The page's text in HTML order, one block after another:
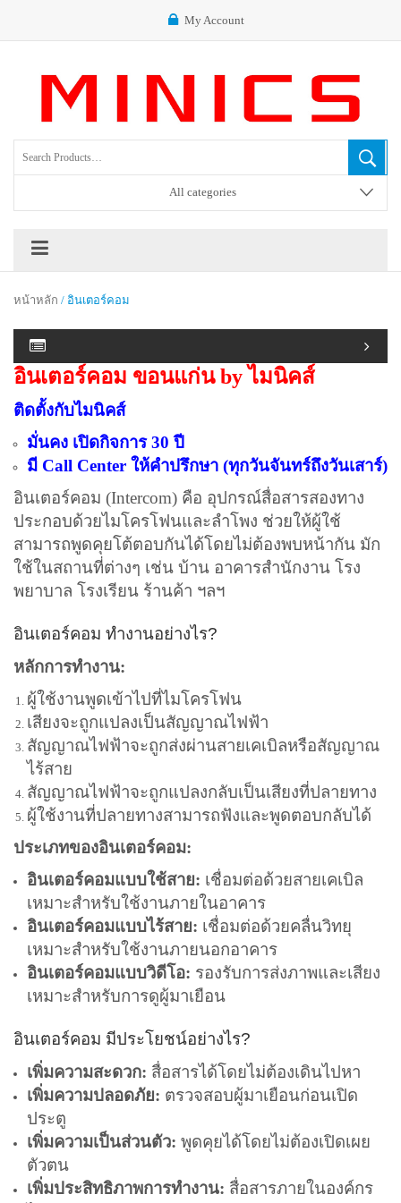
My Account
All categories
หน้าหลัก / อินเตอร์คอม
อินเตอร์คอม ขอนแก่น by ไมนิคส์
ติดตั้งกับไมนิคส์
มั่นคง เปิดกิจการ 30 ปี
มี Call Center ให้คำปรึกษา (ทุกวันจันทร์ถึงวันเสาร์)
อินเตอร์คอม (Intercom) คือ อุปกรณ์สื่อสารสองทาง
ประกอบด้วยไมโครโฟนและลำโพง ช่วยให้ผู้ใช้
สามารถพูดคุยโต้ตอบกันได้โดยไม่ต้องพบหน้ากัน มัก
ใช้ในสถานที่ต่างๆ เช่น บ้าน อาคารสำนักงาน โรง
พยาบาล โรงเรียน ร้านค้า ฯลฯ
อินเตอร์คอม ทำงานอย่างไร?
หลักการทำงาน:
ผู้ใช้งานพูดเข้าไปที่ไมโครโฟน
เสียงจะถูกแปลงเป็นสัญญาณไฟฟ้า
สัญญาณไฟฟ้าจะถูกส่งผ่านสายเคเบิลหรือสัญญาณ
ไร้สาย
สัญญาณไฟฟ้าจะถูกแปลงกลับเป็นเสียงที่ปลายทาง
ผู้ใช้งานที่ปลายทางสามารถฟังและพูดตอบกลับได้
ประเภทของอินเตอร์คอม:
อินเตอร์คอมแบบใช้สาย: เชื่อมต่อด้วยสายเคเบิล
เหมาะสำหรับใช้งานภายในอาคาร
อินเตอร์คอมแบบไร้สาย: เชื่อมต่อด้วยคลื่นวิทยุ
เหมาะสำหรับใช้งานภายนอกอาคาร
อินเตอร์คอมแบบวิดีโอ: รองรับการส่งภาพและเสียง
เหมาะสำหรับการดูผู้มาเยือน
อินเตอร์คอม มีประโยชน์อย่างไร?
เพิ่มความสะดวก: สื่อสารได้โดยไม่ต้องเดินไปหา
เพิ่มความปลอดภัย: ตรวจสอบผู้มาเยือนก่อนเปิด
ประตู
เพิ่มความเป็นส่วนตัว: พูดคุยได้โดยไม่ต้องเปิดเผย
ตัวตน
เพิ่มประสิทธิภาพการทำงาน: สื่อสารภายในองค์กร